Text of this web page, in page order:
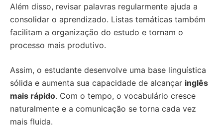
Além disso, revisar palavras regularmente ajuda a
consolidar o aprendizado. Listas temáticas também
facilitam a organização do estudo e tornam o
processo mais produtivo.
Assim, o estudante desenvolve uma base linguística
sólida e aumenta sua capacidade de alcançar inglês
mais rápido. Com o tempo, o vocabulário cresce
naturalmente e a comunicação se torna cada vez
mais fluida.